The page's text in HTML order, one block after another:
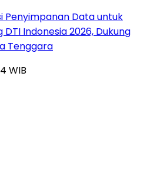
Penyimpanan Data untuk
Indonesia 2026, Dukung
Tenggara
WIB